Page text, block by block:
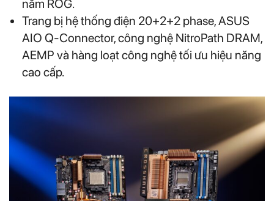
năm ROG.
Trang bị hệ thống điện 20+2+2 phase, ASUS
AIO Q-Connector, công nghệ NitroPath DRAM,
AEMP và hàng loạt công nghệ tối ưu hiệu năng
cao cấp.